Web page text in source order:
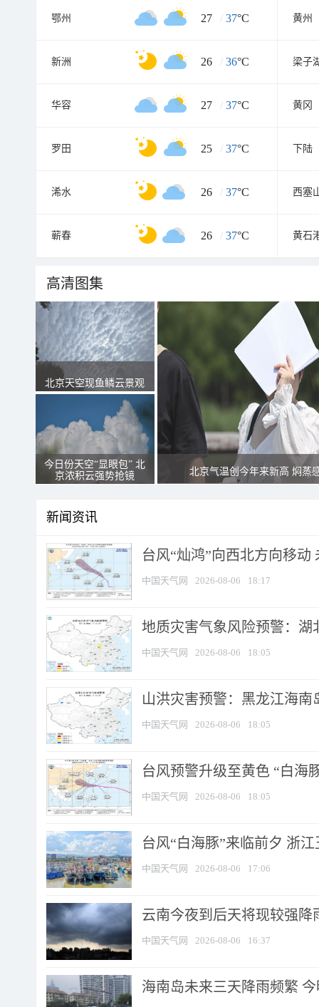
鄂州 27 / 37°C 黄州
新洲 26 / 36°C 梁子
华容 27 / 37°C 黄冈
罗田 25 / 37°C 下陆
浠水 26 / 37°C 西塞
蕲春 26 / 37°C 黄石
高清图集
北京天空现鱼鳞云景观
今日份天空“显眼包” 北
京浓积云强势抢镜
北京气温创今年来新高 焖蒸
新闻资讯
台风“灿鸿”向西北方向移动
中国天气网 2026-08-06 18:17
地质灾害气象风险预警：湖
中国天气网 2026-08-06 18:05
山洪灾害预警：黑龙江海
中国天气网 2026-08-06 18:05
台风预警升级至黄色 “白海
中国天气网 2026-08-06 18:05
台风“白海豚”来临前夕 浙
中国天气网 2026-08-06 17:06
云南今夜到后天将现较强降
中国天气网 2026-08-06 16:37
海南岛未来三天降雨频繁